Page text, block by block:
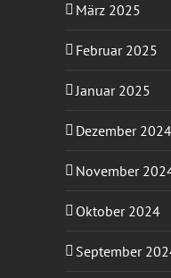
März 2025
Februar 2025
Januar 2025
Dezember 2024
November
Oktober 2024
September